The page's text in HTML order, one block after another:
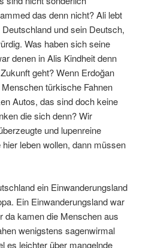
das denn nicht? Ali lebt
und sein Deutsch,
Was haben sich seine
denen in Alis Kindheit denn
geht? Wenn Erdoğan
türkische Fahnen
Autos, das sind doch keine
die sich denn? Wir
und lupenreine
leben wollen, dann müssen
ein Einwanderungsland
Ein Einwanderungsland war
da kamen die Menschen aus
wenigstens sagenwirmal
es leichter über mangelnde